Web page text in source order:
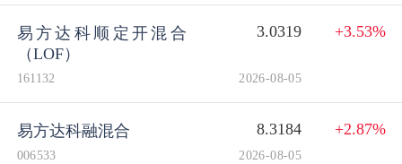
易方达科顺定开混合
（LOF）
3.0319 +3.53%
161132 2026-08-05
易方达科融混合 8.3184 +2.87%
006533 2026-08-05